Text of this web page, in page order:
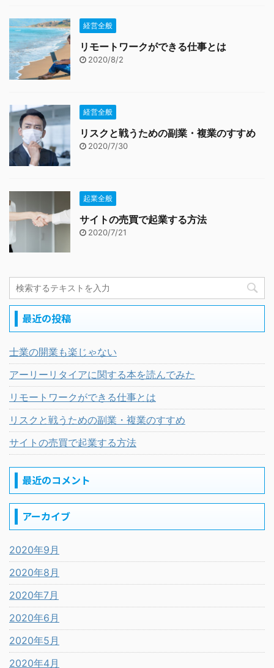
経営全般
リモートワークができる仕事とは
2020/8/2
経営全般
リスクと戦うための副業・複業のすすめ
2020/7/30
起業全般
サイトの売買で起業する方法
2020/7/21
最近の投稿
士業の開業も楽じゃない
アーリーリタイアに関する本を読んでみた
リモートワークができる仕事とは
リスクと戦うための副業・複業のすすめ
サイトの売買で起業する方法
最近のコメント
アーカイブ
2020年9月
2020年8月
2020年7月
2020年6月
2020年5月
2020年4月